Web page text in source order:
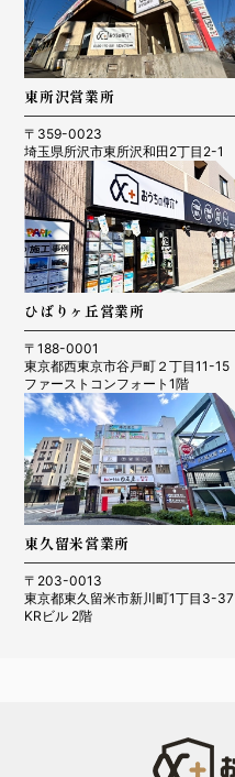
東所沢営業所
〒359-0023
埼玉県所沢市東所沢和田2丁目2-1
ひばりヶ丘営業所
〒188-0001
東京都西東京市谷戸町２丁目11-15
ファーストコンフォート1階
東久留米営業所
〒203-0013
東京都東久留米市新川町1丁目3-37
KRビル 2階